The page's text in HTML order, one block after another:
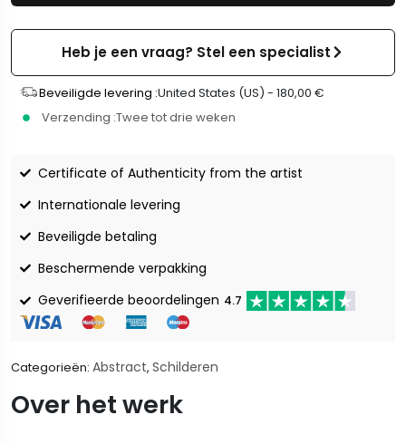
Heb je een vraag? Stel een specialist
Beveiligde levering :United States (US) - 180,00 €
Verzending :Twee tot drie weken
Certificate of Authenticity from the artist
Internationale levering
Beveiligde betaling
Beschermende verpakking
Geverifieerde beoordelingen 4.7
Categorieën: Abstract, Schilderen
Over het werk